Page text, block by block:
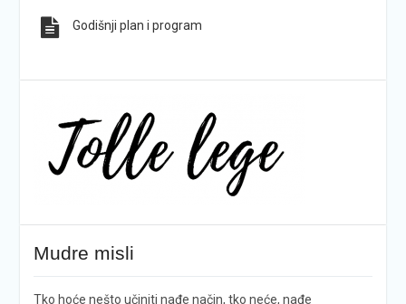
Godišnji plan i program
Mudre misli
Tko hoće nešto učiniti nađe način, tko neće, nađe